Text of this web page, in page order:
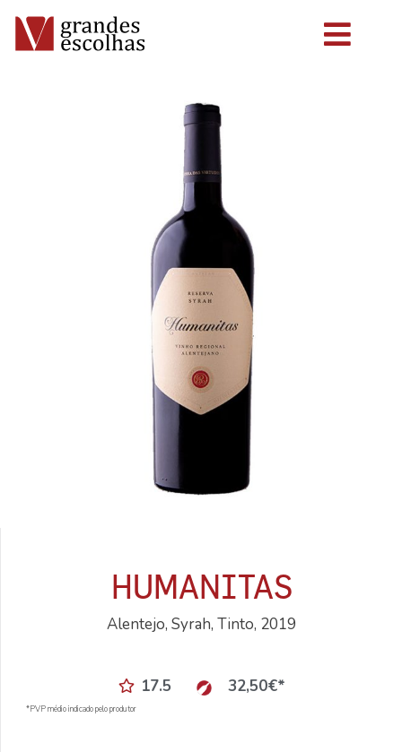
HUMANITAS
Alentejo, Syrah, Tinto, 2019
17.5 32,50€*
*PVP médio indicado pelo produtor